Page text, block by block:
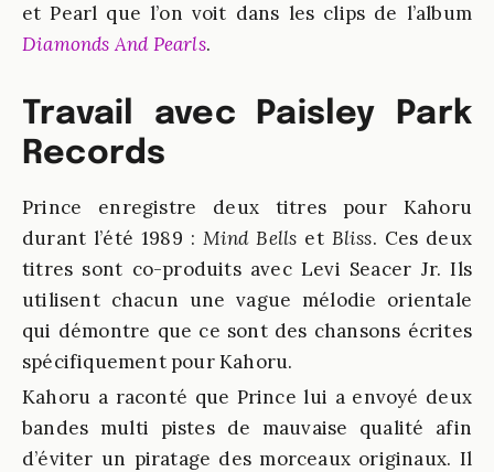
et Pearl que l’on voit dans les clips de l’album
Diamonds And Pearls.
Travail avec Paisley Park
Records
Prince enregistre deux titres pour Kahoru
durant l’été 1989 : Mind Bells et Bliss. Ces deux
titres sont co-produits avecLevi Seacer Jr. Ils
utilisent chacun une vague mélodie orientale
qui démontre que ce sont des chansons écrites
spécifiquement pour Kahoru.
Kahoru a raconté que Prince lui a envoyé deux
bandes multi pistes de mauvaise qualité afin
d’éviter un piratage des morceaux originaux. Il